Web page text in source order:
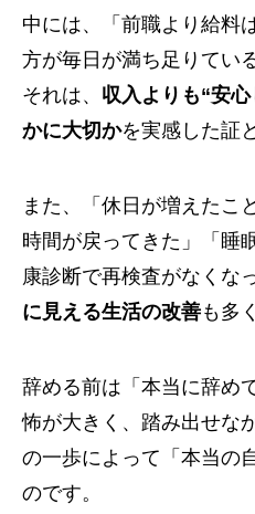
中には、「前職より給料
方が毎日が満ち足りてい
それは、 収入よりも“安
かに大切かを実感した証
また、「休日が増えたこ
時間が戻ってきた」「睡
康診断で再検査がなくな
に見える生活の改善も多
辞める前は「本当に辞め
怖が大きく、踏み出せな
の一歩によって「本当の
のです。